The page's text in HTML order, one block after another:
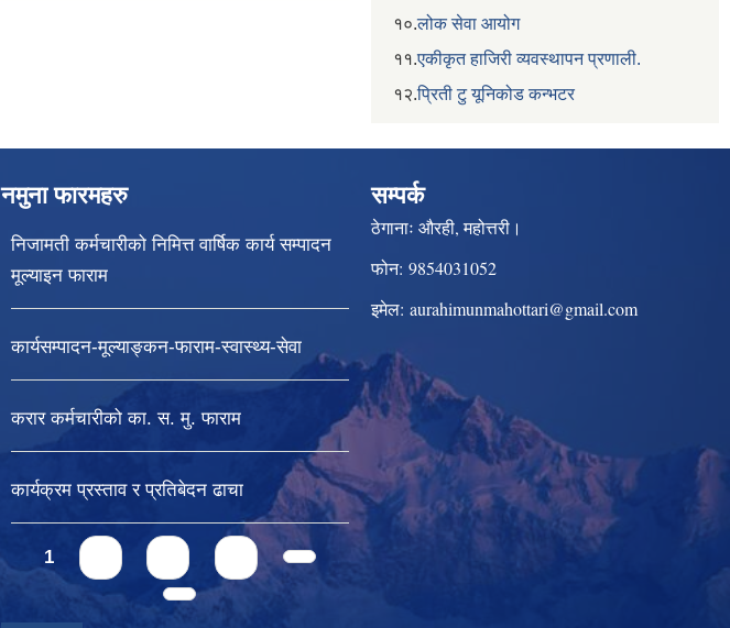
१०.लोक सेवा आयोग
११.एकीकृत हाजिरी व्यवस्थापन प्रणाली.
१२.प्रिती टु यूनिकोड कन्भटर
नमुना फारमहरु
निजामती कर्मचारीको निमित्त वार्षिक कार्य सम्पादन
मूल्याइन फाराम
कार्यसम्पादन-मूल्याङ्कन-फाराम-स्वास्थ्य-सेवा
करार कर्मचारीको का. स. मु. फाराम
कार्यक्रम प्रस्ताव र प्रतिबेदन ढाचा
Pages
1
सम्पर्क
ठेगानाः औरही, महोत्तरी।
फोन: 9854031052
इमेल: aurahimunmahottari@gmail.com